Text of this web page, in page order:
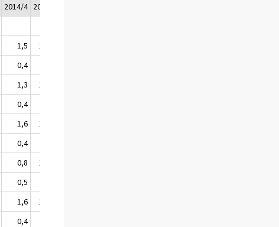
2014/4 2014
1,5 1,5
0,4
1,3 1,4
0,4
1,6 1,6
0,4
0,8 1,2
0,5
1,6 1,6
0,4